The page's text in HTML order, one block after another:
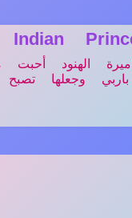
Indian
اميرة الهنود
وجعلها تصبح